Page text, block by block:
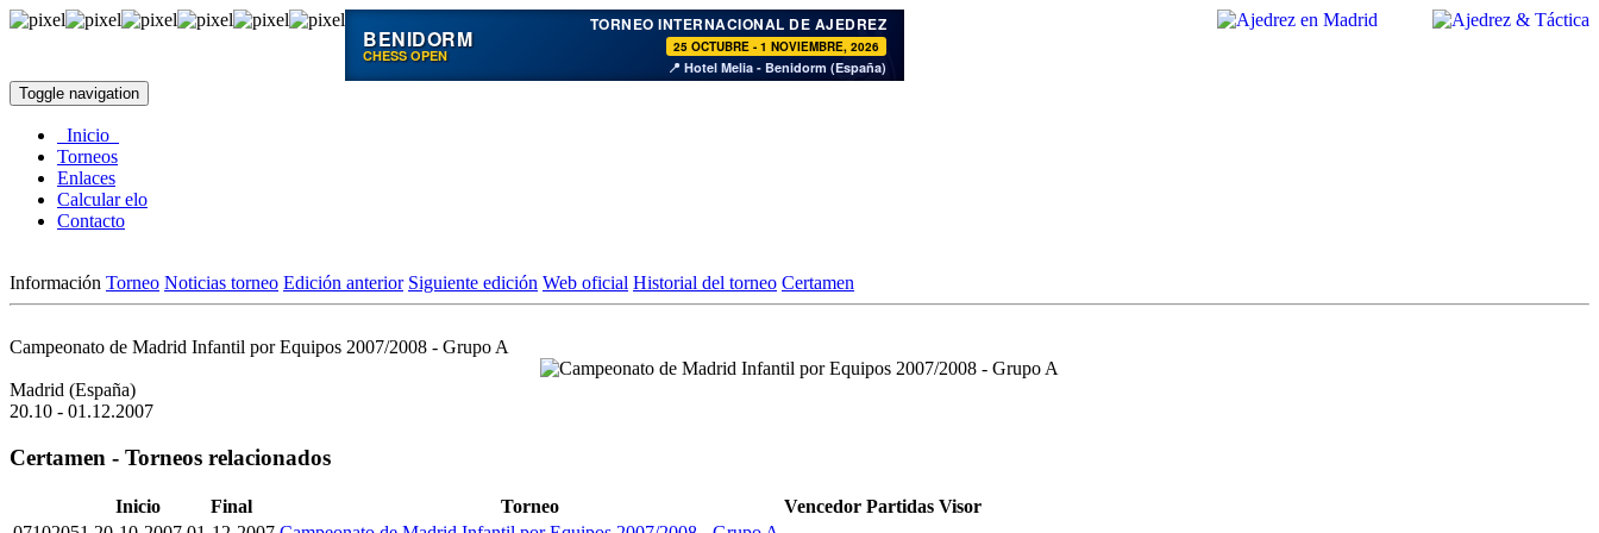
♞
BENIDORM
CHESS OPEN
TORNEO INTERNACIONAL DE AJEDREZ
25 OCTUBRE - 1 NOVIEMBRE, 2026
📍 Hotel Melia - Benidorm (España)
Toggle navigation
Inicio
Torneos
Enlaces
Calcular elo
Contacto
Información Torneo Noticias torneo Edición anterior Siguiente edición Web oficial Historial del torneo Certamen
Campeonato de Madrid Infantil por Equipos 2007/2008 - Grupo A
Madrid (España)
20.10 - 01.12.2007
Certamen - Torneos relacionados
Inicio Final Torneo Vencedor Partidas Visor